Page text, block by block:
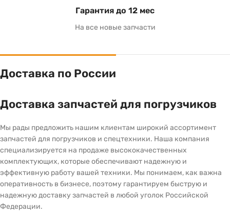
Гарантия до 12 мес
На все новые запчасти
Доставка по России
Доставка запчастей для погрузчиков
Мы рады предложить нашим клиентам широкий ассортимент
запчастей для погрузчиков и спецтехники. Наша компания
специализируется на продаже высококачественных
комплектующих, которые обеспечивают надежную и
эффективную работу вашей техники. Мы понимаем, как важна
оперативность в бизнесе, поэтому гарантируем быструю и
надежную доставку запчастей в любой уголок Российской
Федерации.